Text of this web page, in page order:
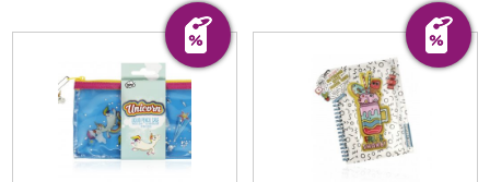
מבצע! מבצע!